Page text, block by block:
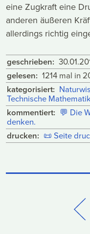
eine Zugkraft eine
anderen äußeren
allerdings richtig
geschrieben:
gelesen: 1214 mal in
kategorisiert:
Technische Mathematik
kommentiert: 💬 Die
denken.
drucken: 📜 Seite